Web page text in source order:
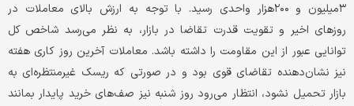
۳میلیون و ۲۰۰‌هزار واحدی رسید. با توجه به ارزش بالای معاملات در
روزهای اخیر و تقویت قدرت تقاضا در بازار، به نظر می‌رسد شاخص کل
توانایی عبور از این مقاومت را داشته باشد. معاملات آخرین روز کاری هفته
نیز نشان‌‌‌دهنده تقاضای قوی بود و در صورتی که ریسک غیرمنتظره‌‌‌ای به
بازار تحمیل نشود، انتظار می‌رود روز شنبه نیز صف‌‌‌های خرید پایدار بمانند